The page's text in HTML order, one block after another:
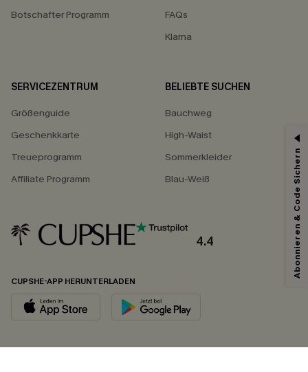
Botschafter Programm
FAQs
Klarna
SERVICEZENTRUM
Größenguide
Geschenkkarte
Treueprogramm
Affiliate Programm
BELIEBTE SUCHEN
Bauchweg
High-Waist
Sommerkleider
Blau-Weiß
4.4
CUPSHE-APP HERUNTERLADEN
Abonnieren & Code Sichern